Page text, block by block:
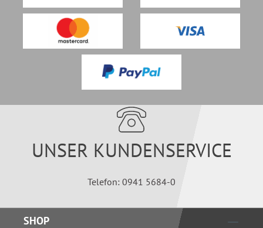
UNSER KUNDENSERVICE
Telefon: 0941 5684-0
SHOP